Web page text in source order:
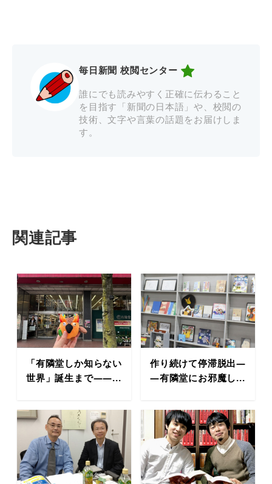
毎日新聞 校閲センター
誰にでも読みやすく正確に伝わること
を目指す「新聞の日本語」や、校閲の
技術、文字や言葉の話題をお届けしま
す。
関連記事
「有隣堂しか知らない
世界」誕生まで――...
作り続けて停滞脱出―
―有隣堂にお邪魔し...